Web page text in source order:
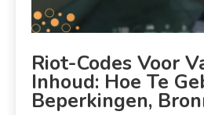
Riot-Codes Voor
Inhoud: Hoe Te
Beperkingen,